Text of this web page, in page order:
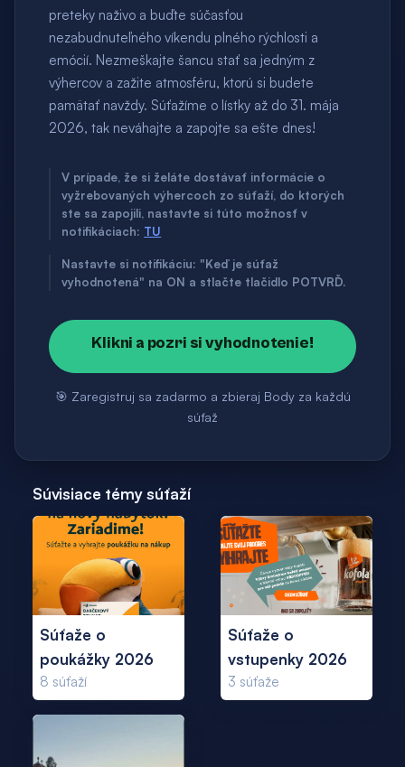
preteky naživo a buďte súčasťou
nezabudnuteľného víkendu plného rýchlosti a
emócií. Nezmeškajte šancu stať sa jedným z
výhercov a zažite atmosféru, ktorú si budete
pamätať navždy. Súťažíme o lístky až do 31. mája
2026, tak neváhajte a zapojte sa ešte dnes!
V prípade, že si želáte dostávať informácie o
vyžrebovaných výhercoch zo súťaží, do ktorých
ste sa zapojili, nastavte si túto možnosť v
notifikáciach: TU
Nastavte si notifikáciu: "Keď je súťaž
vyhodnotená" na ON a stlačte tlačidlo POTVRĎ.
Klikni a pozri si vyhodnotenie!
🎯 Zaregistruj sa zadarmo a zbieraj Body za každú
súťaž
Súvisiace témy súťaží
Súťaže o
poukážky 2026
8 súťaží
Súťaže o
vstupenky 2026
3 súťaže